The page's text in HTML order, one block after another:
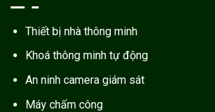
Thiết bị nhà thông minh
Khoá thông minh tự động
An ninh camera giám sát
Máy chấm công